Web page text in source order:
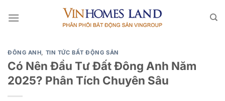
qua
ĐÔNG ANH, TIN TỨC BẤT ĐỘNG SẢN
Có Nên Đầu Tư Đất Đông Anh Năm
2025? Phân Tích Chuyên Sâu